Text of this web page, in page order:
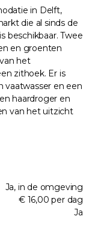
in Delft,
die al sinds de
beschikbaar. Twee
en groenten
het
zithoek. Er is
en een
haardroger en
van het uitzicht
Ja, in de omgeving
€ 16,00 per dag
Ja